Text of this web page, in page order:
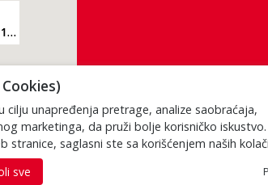
Žarkovacka 2D, Košutnjak, 11000, Beograd
cilju unapređenja pretrage, analize saobraćaja,
marketinga, da pruži bolje korisničko iskustvo.
stranice, saglasni ste sa korišćenjem naših
sve